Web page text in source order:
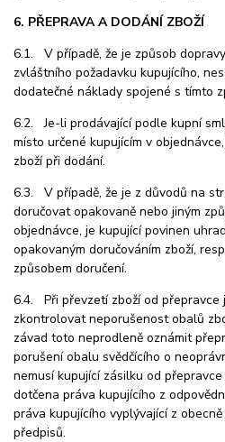
6. PŘEPRAVA A DODÁNÍ ZBOŽÍ
6.1. V případě, že je způsob
zvláštního požadavku kupujícího,
dodatečné náklady spojené s tímto
6.2. Je-li prodávající podle kupní
místo určené kupujícím v
zboží při dodání.
6.3. V případě, že je z důvodů na
doručovat opakovaně nebo jiným
objednávce, je kupující povinen
opakovaným doručováním zboží,
způsobem doručení.
6.4. Při převzetí zboží od přepravce
zkontrolovat neporušenost obalů
závad toto neprodleně oznámit
porušení obalu svědčícího o
nemusí kupující zásilku od
dotčena práva kupujícího z
práva kupujícího vyplývající z
předpisů.